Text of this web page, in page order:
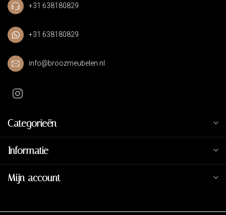
+31 638180829
+31 638180829
info@broozmeubelen.nl
Categorieën
Informatie
Mijn account